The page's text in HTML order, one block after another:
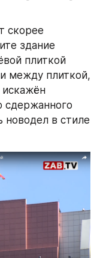
скорее
здание
плиткой
между плиткой,
сдержанного
новодел в стиле